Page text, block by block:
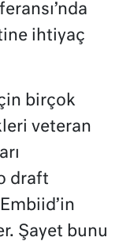
ihtiyaç
birçok
veteran
draft
Şayet bunu